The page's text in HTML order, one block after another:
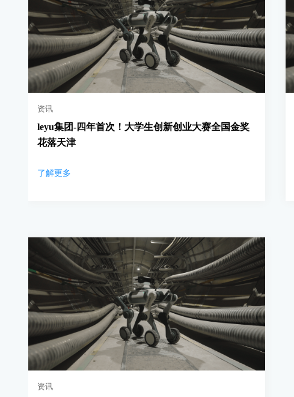
资讯
leyu集团-四年首次！大学生创新创业大赛全国金奖
花落天津
了解更多
资讯